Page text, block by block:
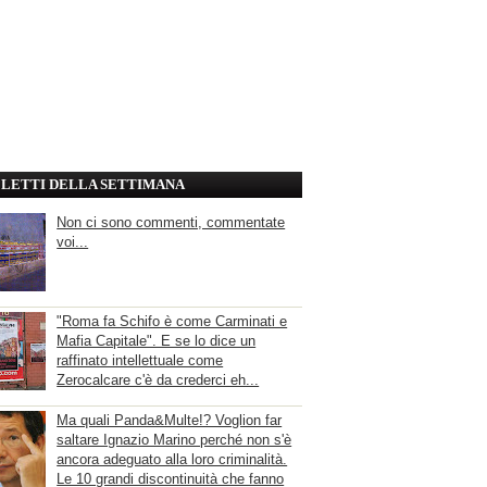
DELLA SETTIMANA
Non ci sono commenti, commentate
voi...
"Roma fa Schifo è come Carminati e
Mafia Capitale". E se lo dice un
raffinato intellettuale come
Zerocalcare c'è da crederci eh...
Ma quali Panda&Multe!? Voglion far
saltare Ignazio Marino perché non s'è
ancora adeguato alla loro criminalità.
Le 10 grandi discontinuità che fanno